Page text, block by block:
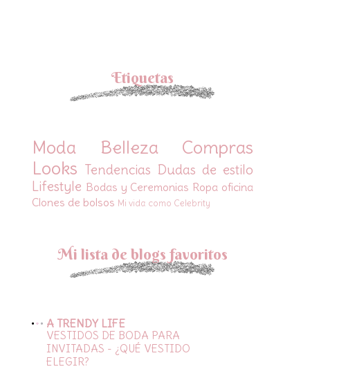
Etiquetas
Moda Belleza
Compras
Looks Tendencias Dudas de estilo
Lifestyle Bodas y Ceremonias Ropa oficina
Clones de bolsos Mi vida como Celebrity
Mi lista de blogs favoritos
A TRENDY LIFE
VESTIDOS DE BODA PARA
INVITADAS - ¿QUÉ VESTIDO
ELEGIR?